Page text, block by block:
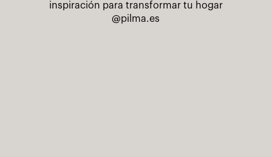
inspiración para transformar tu hogar
@pilma.es